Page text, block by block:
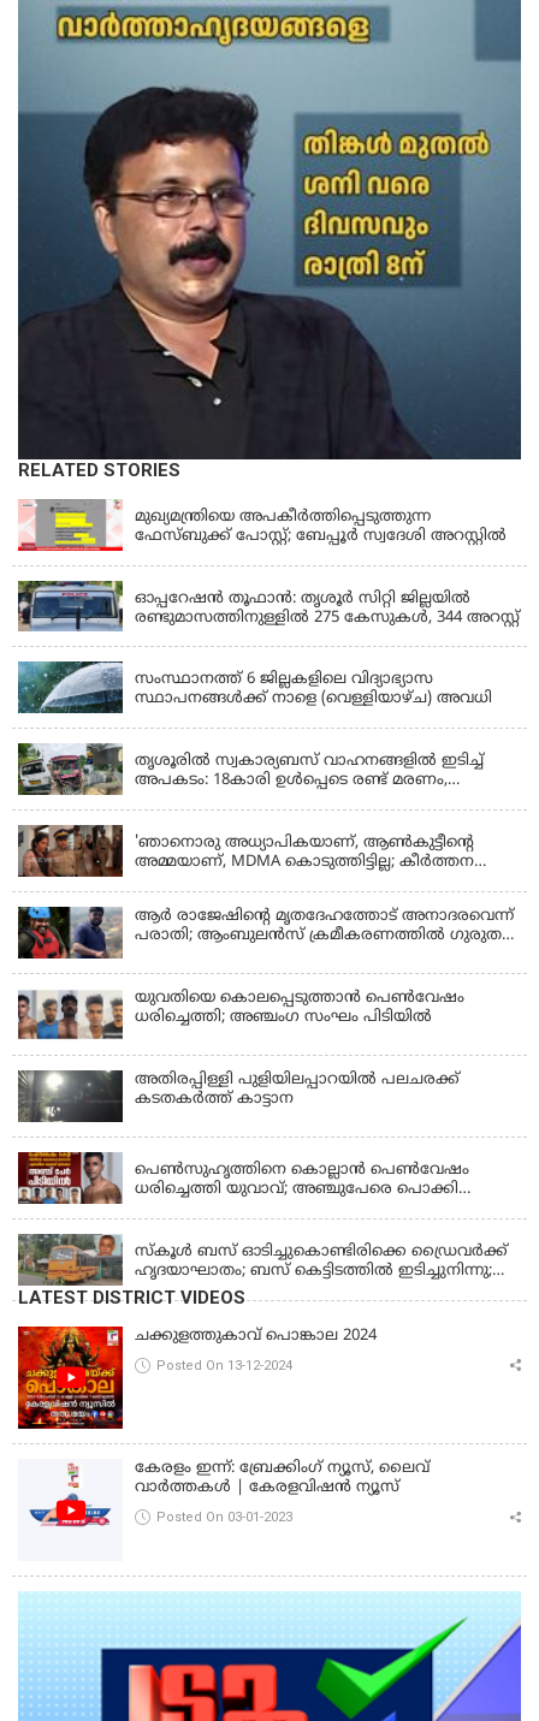
RELATED STORIES
KERALA
മുഖ്യമന്ത്രിയെ അപകീർത്തിപ്പെടുത്തുന്ന
ഫേസ്‌ബുക്ക് പോസ്റ്റ്; ബേപ്പൂർ സ്വദേശി അറസ്റ്റിൽ
ഓപ്പറേഷൻ തൂഫാൻ: തൃശൂർ സിറ്റി ജില്ലയിൽ
രണ്ടുമാസത്തിനുള്ളിൽ 275 കേസുകൾ, 344 അറസ്റ്റ്
സംസ്ഥാനത്ത് 6 ജില്ലകളിലെ വിദ്യാഭ്യാസ
സ്ഥാപനങ്ങൾക്ക് നാളെ (വെള്ളിയാഴ്ച) അവധി
തൃശൂരിൽ സ്വകാര്യബസ് വാഹനങ്ങളില്‍ ഇടിച്ച്
അപകടം: 18കാരി ഉൾപ്പെടെ രണ്ട് മരണം,
'ഞാനൊരു അധ്യാപികയാണ്, ആണ്‍കുട്ടീന്റെ
അമ്മയാണ്‌, MDMA കൊടുത്തിട്ടില്ല; കീർത്തന
ആര്‍ രാജേഷിന്റെ മൃതദേഹത്തോട് അനാദരവെന്ന്
പരാതി; ആംബുലന്‍സ് ക്രമീകരണത്തില്‍ ഗുരുതര
ഫ്രീസര്‍ സംവിധാനം ഇല്ലാതെയെന്നും ആരോപണം
യുവതിയെ കൊലപ്പെടുത്താൻ പെൺവേഷം
ധരിച്ചെത്തി; അഞ്ചംഗ സംഘം പിടിയിൽ
അതിരപ്പിള്ളി പുളിയിലപ്പാറയിൽ പലചരക്ക്
കടതകർത്ത് കാട്ടാന
പെണ്‍സുഹൃത്തിനെ കൊല്ലാന്‍ പെണ്‍വേഷം
ധരിച്ചെത്തി യുവാവ്; അഞ്ചുപേരെ പൊക്കി
സ്കൂൾ ബസ് ഓടിച്ചുകൊണ്ടിരിക്കെ ഡ്രൈവർക്ക്
ഹൃദയാഘാതം; ബസ് കെട്ടിടത്തിൽ ഇടിച്ചുനിന്നു;
ഡ്രൈവർ മരിച്ചു, രണ്ട് കുട്ടികൾക്ക് പരിക്ക്
LATEST DISTRICT VIDEOS
ചക്കുളത്തുകാവ് പൊങ്കാല 2024
Posted On 13-12-2024
കേരളം ഇന്ന്: ബ്രേക്കിംഗ് ന്യൂസ്, ലൈവ്
വാർത്തകൾ | കേരളവിഷൻ ന്യൂസ്
Posted On 03-01-2023